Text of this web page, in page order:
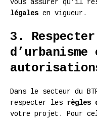
vous assurer qu’il
légales en vigueur.
3.
Dans le secteur du
respecter les règles
votre projet. Pour